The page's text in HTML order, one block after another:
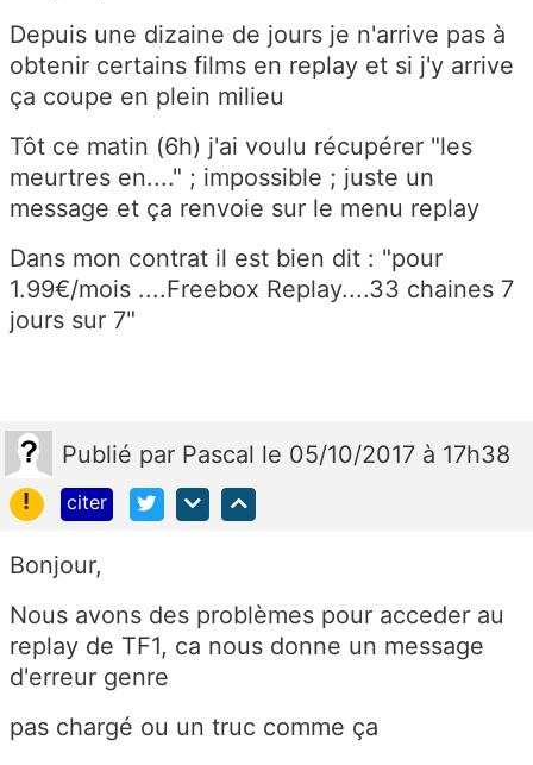
Depuis une dizaine de jours je n'arrive pas à
obtenir certains films en replay et si j'y arrive
ça coupe en plein milieu
Tôt ce matin (6h) j'ai voulu récupérer "les
meurtres en...." ; impossible ; juste un
message et ça renvoie sur le menu replay
Dans mon contrat il est bien dit : "pour
1.99€/mois ....Freebox Replay....33 chaines 7
jours sur 7"
Publié par Pascal le 05/10/2017 à 17h38
!
citer
Bonjour,
Nous avons des problèmes pour acceder au
replay de TF1, ca nous donne un message
d'erreur genre
pas chargé ou un truc comme ça